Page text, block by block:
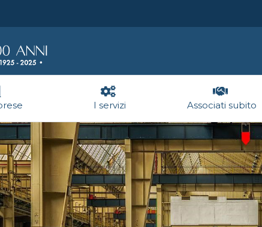
I servizi Associati subito